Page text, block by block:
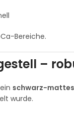
Bereiche.
–
schwarz-
wurde.